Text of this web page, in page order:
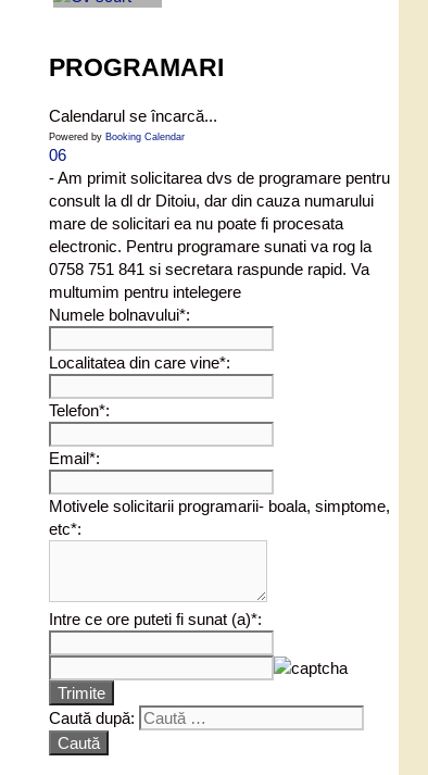
PROGRAMARI
Calendarul se încarcă...
Powered by Booking Calendar
06
- Am primit solicitarea dvs de programare pentru
consult la dl dr Ditoiu, dar din cauza numarului
mare de solicitari ea nu poate fi procesata
electronic. Pentru programare sunati va rog la
0758 751 841 si secretara raspunde rapid. Va
multumim pentru intelegere
Numele bolnavului*:
Localitatea din care vine*:
Telefon*:
Email*:
Motivele solicitarii programarii- boala, simptome,
etc*:
Intre ce ore puteti fi sunat (a)*:
Trimite
Caută după: